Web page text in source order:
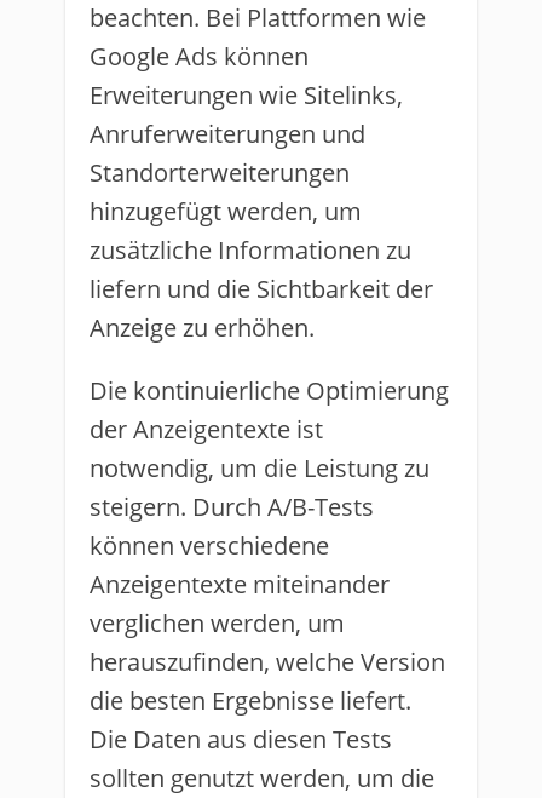
beachten. Bei Plattformen wie
Google Ads können
Erweiterungen wie Sitelinks,
Anruferweiterungen und
Standorterweiterungen
hinzugefügt werden, um
zusätzliche Informationen zu
liefern und die Sichtbarkeit der
Anzeige zu erhöhen.
Die kontinuierliche Optimierung
der Anzeigentexte ist
notwendig, um die Leistung zu
steigern. Durch A/B-Tests
können verschiedene
Anzeigentexte miteinander
verglichen werden, um
herauszufinden, welche Version
die besten Ergebnisse liefert.
Die Daten aus diesen Tests
sollten genutzt werden, um die